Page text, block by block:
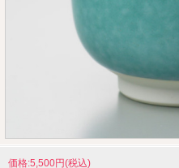
価格:5,500円(税込)